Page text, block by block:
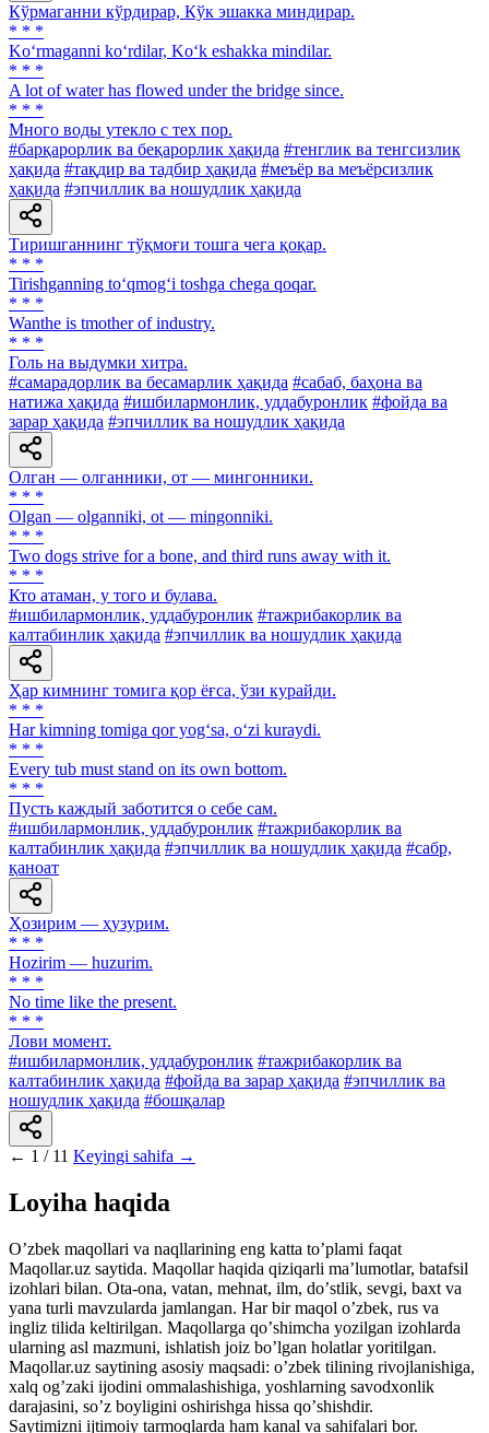
Кўрмаганни кўрдирар, Кўк эшакка миндирар.
* * *
Ko‘rmaganni ko‘rdilar, Ko‘k eshakka mindilar.
* * *
A lot of water has flowed under the bridge since.
* * *
Много воды утекло с тех пор.
#барқарорлик ва беқарорлик ҳақида #тенглик ва тенгсизлик
ҳақида #тақдир ва тадбир ҳақида #меъёр ва меъёрсизлик
ҳақида #эпчиллик ва ношудлик ҳақида
Тиришганнинг тўқмоғи тошга чега қоқар.
* * *
Tirishganning to‘qmog‘i toshga chega qoqar.
* * *
Wanthe is tmother of industry.
* * *
Голь на выдумки хитра.
#самарадорлик ва бесамарлик ҳақида #сабаб, баҳона ва
натижа ҳақида #ишбилармонлик, уддабуронлик #фойда ва
зарар ҳақида #эпчиллик ва ношудлик ҳақида
Олган — олганники, от — мингонники.
* * *
Olgan — olganniki, ot — mingonniki.
* * *
Two dogs strive for a bone, and third runs away with it.
* * *
Кто атаман, у того и булава.
#ишбилармонлик, уддабуронлик #тажрибакорлик ва
калтабинлик ҳақида #эпчиллик ва ношудлик ҳақида
Ҳар кимнинг томига қор ёғса, ўзи курайди.
* * *
Har kimning tomiga qor yog‘sa, o‘zi kuraydi.
* * *
Every tub must stand on its own bottom.
* * *
Пусть каждый заботится о себе сам.
#ишбилармонлик, уддабуронлик #тажрибакорлик ва
калтабинлик ҳақида #эпчиллик ва ношудлик ҳақида #сабр,
қаноат
Ҳозирим — ҳузурим.
* * *
Hozirim — huzurim.
* * *
No time like the present.
* * *
Лови момент.
#ишбилармонлик, уддабуронлик #тажрибакорлик ва
калтабинлик ҳақида #фойда ва зарар ҳақида #эпчиллик ва
ношудлик ҳақида #бошқалар
← 1 / 11 Keyingi sahifa →
Loyiha haqida
Oʼzbek maqollari va naqllarining eng katta toʼplami faqat
Maqollar.uz saytida. Maqollar haqida qiziqarli maʼlumotlar, batafsil
izohlari bilan. Ota-ona, vatan, mehnat, ilm, doʼstlik, sevgi, baxt va
yana turli mavzularda jamlangan. Har bir maqol oʼzbek, rus va
ingliz tilida keltirilgan. Maqollarga qoʼshimcha yozilgan izohlarda
ularning asl mazmuni, ishlatish joiz boʼlgan holatlar yoritilgan.
Maqollar.uz saytining asosiy maqsadi: oʼzbek tilining rivojlanishiga,
xalq ogʼzaki ijodini ommalashishiga, yoshlarning savodxonlik
darajasini, soʼz boyligini oshirishga hissa qoʼshishdir.
Saytimizni ijtimoiy tarmoqlarda ham kanal va sahifalari bor.